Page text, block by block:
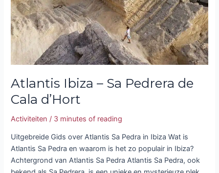
Atlantis Ibiza – Sa Pedrera de
Cala d’Hort
Activiteiten / 3 minutes of reading
Uitgebreide Gids over Atlantis Sa Pedra in Ibiza Wat is
Atlantis Sa Pedra en waarom is het zo populair in Ibiza?
Achtergrond van Atlantis Sa Pedra Atlantis Sa Pedra, ook
Cala
d’Hort